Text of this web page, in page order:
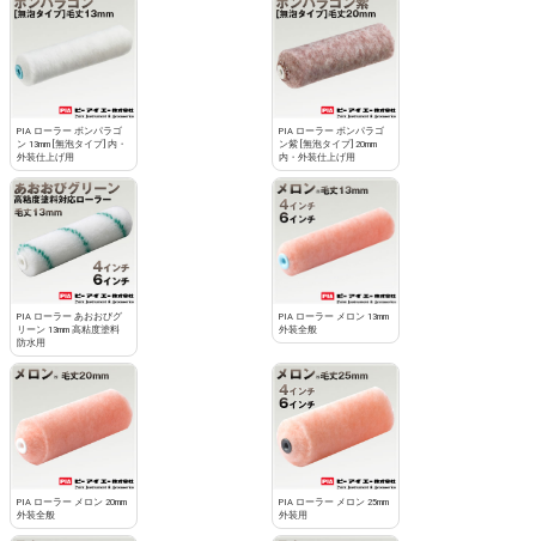
PIA ローラー ボンパラゴ
ン 13mm [無泡タイプ] 内・
外装仕上げ用
PIA ローラー ボンパラゴ
ン紫 [無泡タイプ] 20mm
内・外装仕上げ用
PIA ローラー あおおびグ
リーン 13mm 高粘度塗料
防水用
PIA ローラー メロン 13mm
外装全般
PIA ローラー メロン 20mm
外装全般
PIA ローラー メロン 25mm
外装用